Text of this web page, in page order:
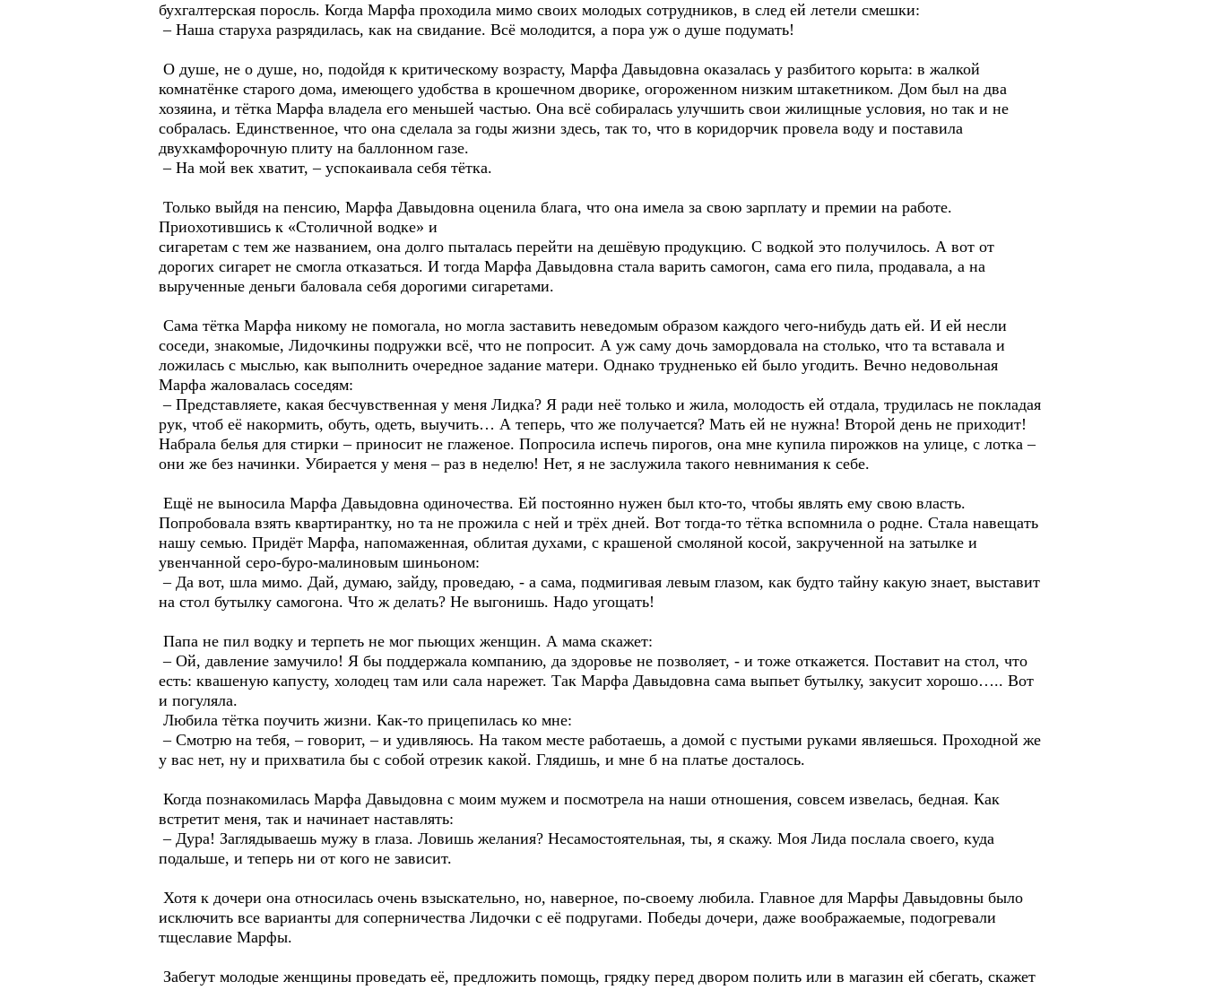
бухгалтерская поросль. Когда Марфа проходила мимо своих молодых сотрудников, в след ей летели смешки:
– Наша старуха разрядилась, как на свидание. Всё молодится, а пора уж о душе подумать!
О душе, не о душе, но, подойдя к критическому возрасту, Марфа Давыдовна оказалась у разбитого корыта: в жалкой
комнатёнке старого дома, имеющего удобства в крошечном дворике, огороженном низким штакетником. Дом был на два
хозяина, и тётка Марфа владела его меньшей частью. Она всё собиралась улучшить свои жилищные условия, но так и не
собралась. Единственное, что она сделала за годы жизни здесь, так то, что в коридорчик провела воду и поставила
двухкамфорочную плиту на баллонном газе.
– На мой век хватит, – успокаивала себя тётка.
Только выйдя на пенсию, Марфа Давыдовна оценила блага, что она имела за свою зарплату и премии на работе.
Приохотившись к «Столичной водке» и
сигаретам с тем же названием, она долго пыталась перейти на дешёвую продукцию. С водкой это получилось. А вот от
дорогих сигарет не смогла отказаться. И тогда Марфа Давыдовна стала варить самогон, сама его пила, продавала, а на
вырученные деньги баловала себя дорогими сигаретами.
Сама тётка Марфа никому не помогала, но могла заставить неведомым образом каждого чего-нибудь дать ей. И ей несли
соседи, знакомые, Лидочкины подружки всё, что не попросит. А уж саму дочь замордовала на столько, что та вставала и
ложилась с мыслью, как выполнить очередное задание матери. Однако трудненько ей было угодить. Вечно недовольная
Марфа жаловалась соседям:
– Представляете, какая бесчувственная у меня Лидка? Я ради неё только и жила, молодость ей отдала, трудилась не покладая
рук, чтоб её накормить, обуть, одеть, выучить… А теперь, что же получается? Мать ей не нужна! Второй день не приходит!
Набрала белья для стирки – приносит не глаженое. Попросила испечь пирогов, она мне купила пирожков на улице, с лотка –
они же без начинки. Убирается у меня – раз в неделю! Нет, я не заслужила такого невнимания к себе.
Ещё не выносила Марфа Давыдовна одиночества. Ей постоянно нужен был кто-то, чтобы являть ему свою власть.
Попробовала взять квартирантку, но та не прожила с ней и трёх дней. Вот тогда-то тётка вспомнила о родне. Стала навещать
нашу семью. Придёт Марфа, напомаженная, облитая духами, с крашеной смоляной косой, закрученной на затылке и
увенчанной серо-буро-малиновым шиньоном:
– Да вот, шла мимо. Дай, думаю, зайду, проведаю, - а сама, подмигивая левым глазом, как будто тайну какую знает, выставит
на стол бутылку самогона. Что ж делать? Не выгонишь. Надо угощать!
Папа не пил водку и терпеть не мог пьющих женщин. А мама скажет:
– Ой, давление замучило! Я бы поддержала компанию, да здоровье не позволяет, - и тоже откажется. Поставит на стол, что
есть: квашеную капусту, холодец там или сала нарежет. Так Марфа Давыдовна сама выпьет бутылку, закусит хорошо….. Вот
и погуляла.
Любила тётка поучить жизни. Как-то прицепилась ко мне:
– Смотрю на тебя, – говорит, – и удивляюсь. На таком месте работаешь, а домой с пустыми руками являешься. Проходной же
у вас нет, ну и прихватила бы с собой отрезик какой. Глядишь, и мне б на платье досталось.
Когда познакомилась Марфа Давыдовна с моим мужем и посмотрела на наши отношения, совсем извелась, бедная. Как
встретит меня, так и начинает наставлять:
– Дура! Заглядываешь мужу в глаза. Ловишь желания? Несамостоятельная, ты, я скажу. Моя Лида послала своего, куда
подальше, и теперь ни от кого не зависит.
Хотя к дочери она относилась очень взыскательно, но, наверное, по-своему любила. Главное для Марфы Давыдовны было
исключить все варианты для соперничества Лидочки с её подругами. Победы дочери, даже воображаемые, подогревали
тщеславие Марфы.
Забегут молодые женщины проведать её, предложить помощь, грядку перед двором полить или в магазин ей сбегать, скажет